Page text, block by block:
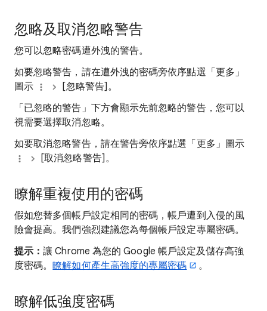
忽略及取消忽略警告
您可以忽略密碼遭外洩的警告。
如要忽略警告，請在遭外洩的密碼旁依序點選「更多」
圖示
[忽略警告] 。
「已忽略的警告」下方會顯示先前忽略的警告，您可以
視需要選擇取消忽略。
如要取消忽略警告，請在警告旁依序點選「更多」圖示
[取消忽略警告] 。
瞭解重複使用的密碼
假如您替多個帳戶設定相同的密碼，帳戶遭到入侵的風
險會提高。我們強烈建議您為每個帳戶設定專屬密碼。
提示：讓 Chrome 為您的 Google 帳戶設定及儲存高強
度密碼。瞭解如何產生高強度的專屬密碼 。
瞭解低強度密碼